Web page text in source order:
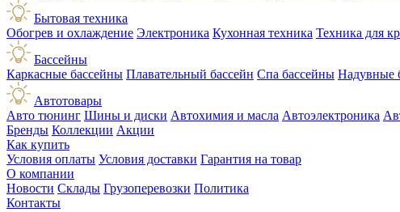
Бытовая техника
Обогрев и охлаждение Электроника Кухонная техника Техника для
Бассейны
Каркасные бассейны Плавательный бассейн Спа бассейны Надувные
Автотовары
Авто тюнинг Шины и диски Автохимия и масла Автоэлектроника
Бренды Коллекции Акции
Как купить
Условия оплаты Условия доставки Гарантия на товар
О компании
Новости Склады Грузоперевозки Политика
Контакты